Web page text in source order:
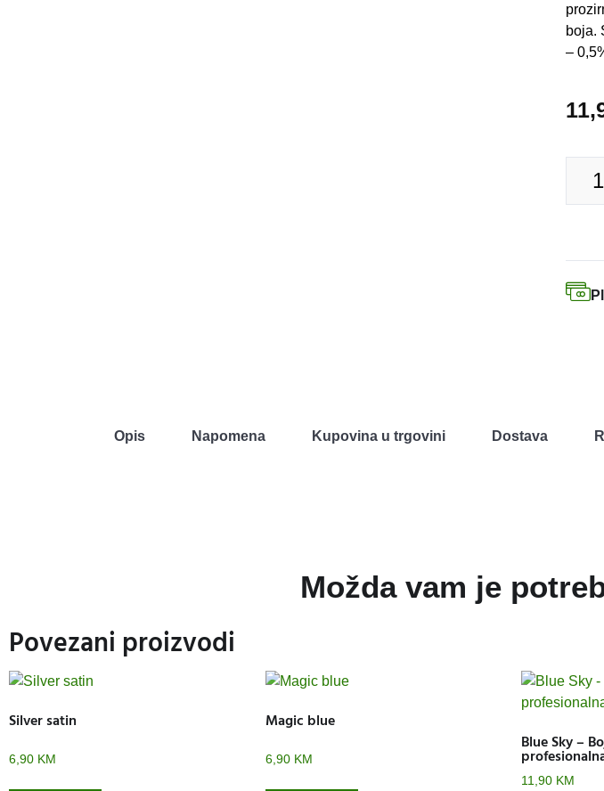
boja.
–
Opis Napomena Kupovina u trgovini Dostava
Možda vam je
Povezani proizvodi
Silver satin
6,90 KM
Magic blue
6,90 KM
Blue Sky –
11,90 KM